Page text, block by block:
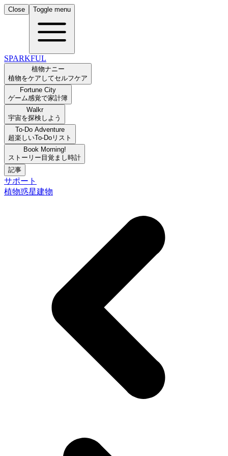
Close Toggle menu
SPARKFUL
植物ナニー
植物をケアしてセルフケア
Fortune City
ゲーム感覚で家計簿
Walkr
宇宙を探検しよう
To-Do Adventure
超楽しいTo-Doリスト
Book Morning!
ストーリー目覚まし時計
記事
サポート
植物惑星建物